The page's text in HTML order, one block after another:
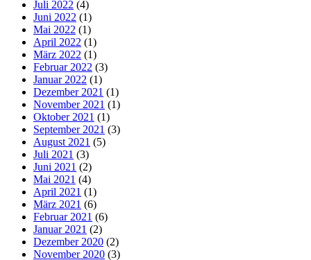
Juli 2022 (4)
Juni 2022 (1)
Mai 2022 (1)
April 2022 (1)
März 2022 (1)
Februar 2022 (3)
Januar 2022 (1)
Dezember 2021 (1)
November 2021 (1)
Oktober 2021 (1)
September 2021 (3)
August 2021 (5)
Juli 2021 (3)
Juni 2021 (2)
Mai 2021 (4)
April 2021 (1)
März 2021 (6)
Februar 2021 (6)
Januar 2021 (2)
Dezember 2020 (2)
November 2020 (3)